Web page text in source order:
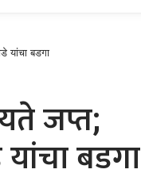
यांचा बडगा
जप्त;
बडगा